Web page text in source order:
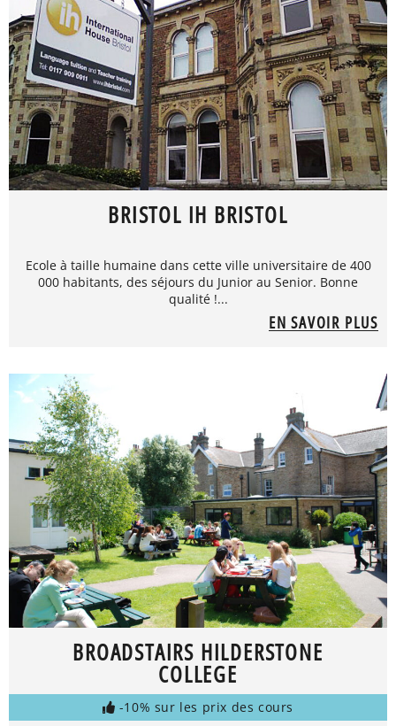
BRISTOL IH BRISTOL
Ecole à taille humaine dans cette ville universitaire de 400
000 habitants, des séjours du Junior au Senior. Bonne
qualité !...
EN SAVOIR PLUS
BROADSTAIRS HILDERSTONE
COLLEGE
-10% sur les prix des cours